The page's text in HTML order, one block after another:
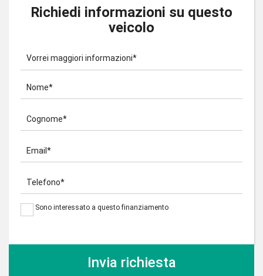
Richiedi informazioni su questo
veicolo
Vorrei maggiori informazioni*
Nome*
Cognome*
Email*
Telefono*
Sono interessato a questo finanziamento